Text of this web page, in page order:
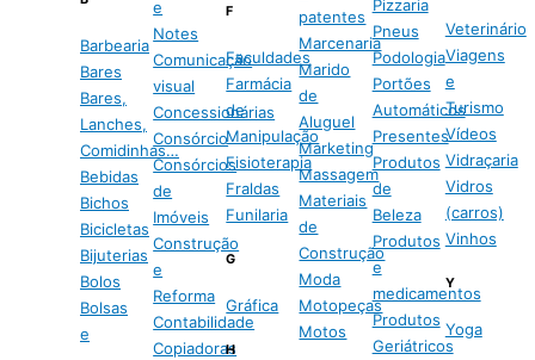
Barbearia
Bares
Bares,
Lanches,
Comidinhas…
Bebidas
Bichos
Bicicletas
Bijuterias
Bolos
Bolsas
e
e
Notes
Comunicação
visual
Concessionárias
Consórcio
Consórcios
de
Imóveis
Construção
e
Reforma
Contabilidade
Copiadoras
F
Faculdades
Farmácia
de
Manipulação
Fisioterapia
Fraldas
Funilaria
G
Gráfica
H
patentes
Marcenaria
Marido
de
Aluguel
Marketing
Massagem
Materiais
de
Construção
Moda
Motopeças
Motos
Pizzaria
Pneus
Podologia
Portões
Automáticos
Presentes
Produtos
de
Beleza
Produtos
e
medicamentos
Produtos
Geriátricos
Veterinário
Viagens
e
Turismo
Vídeos
Vidraçaria
Vidros
(carros)
Vinhos
Y
Yoga